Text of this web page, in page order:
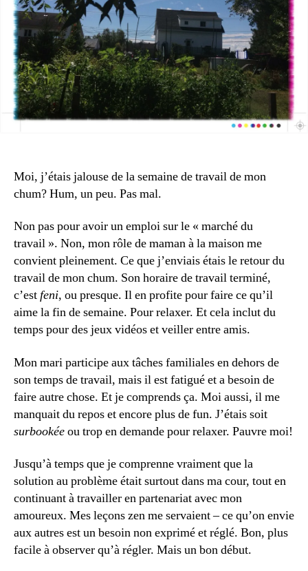
Moi, j’étais jalouse de la semaine de travail de mon
chum? Hum, un peu. Pas mal.
Non pas pour avoir un emploi sur le « marché du
travail ». Non, mon rôle de maman à la maison me
convient pleinement. Ce que j’enviais étais le retour du
travail de mon chum. Son horaire de travail terminé,
c’estfeni, ou presque. Il en profite pour faire ce qu’il
aime la fin de semaine. Pour relaxer. Et cela inclut du
temps pour des jeux vidéos et veiller entre amis.
Mon mari participe aux tâches familiales en dehors de
son temps de travail, mais il est fatigué et a besoin de
faire autre chose. Et je comprends ça. Moi aussi, il me
manquait du repos et encore plus de fun. J’étais soit
surbookéeou trop en demande pour relaxer. Pauvre moi!
Jusqu’à temps que je comprenne vraiment que la
solution au problème était surtout dans ma cour, tout en
continuant à travailler en partenariat avec mon
amoureux. Mes leçons zen me servaient – ce qu’on envie
aux autres est un besoin non exprimé et réglé. Bon, plus
facile à observer qu’à régler. Mais un bon début.